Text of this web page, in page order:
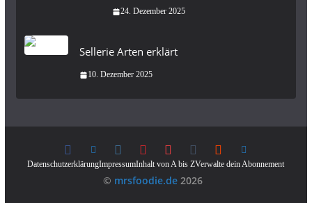
24. Dezember 2025
Sellerie Arten erklärt
10. Dezember 2025
DatenschutzerklärungImpressumInhalt von A bis ZVerwalte dein Abonnement
©️ mrsfoodie.de 2026